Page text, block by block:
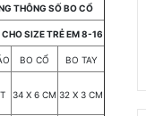
THÔNG SỐ BO CỔ
CHO SIZE TRẺ EM 8-16
BO CỔ BO TAY
34 X 6 CM 32 X 3 CM